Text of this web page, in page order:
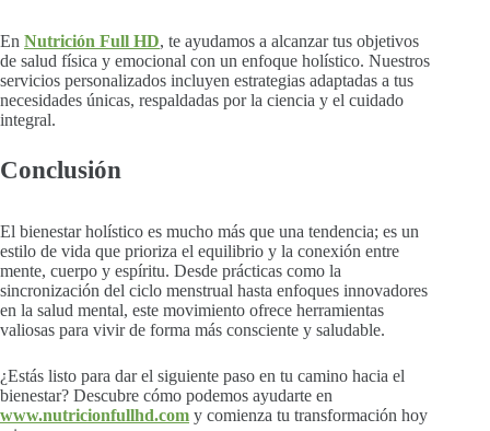
En Nutrición Full HD, te ayudamos a alcanzar tus objetivos
de salud física y emocional con un enfoque holístico. Nuestros
servicios personalizados incluyen estrategias adaptadas a tus
necesidades únicas, respaldadas por la ciencia y el cuidado
integral.
Conclusión
El bienestar holístico es mucho más que una tendencia; es un
estilo de vida que prioriza el equilibrio y la conexión entre
mente, cuerpo y espíritu. Desde prácticas como la
sincronización del ciclo menstrual hasta enfoques innovadores
en la salud mental, este movimiento ofrece herramientas
valiosas para vivir de forma más consciente y saludable.
¿Estás listo para dar el siguiente paso en tu camino hacia el
bienestar? Descubre cómo podemos ayudarte en
www.nutricionfullhd.com y comienza tu transformación hoy